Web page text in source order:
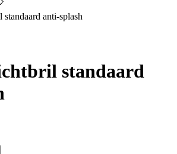
anti-splash
standaard